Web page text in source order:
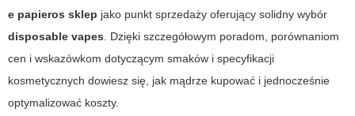
e papieros sklep jako punkt sprzedaży oferujący solidny wybór
disposable vapes. Dzięki szczegółowym poradom, porównaniom
cen i wskazówkom dotyczącym smaków i specyfikacji
kosmetycznych dowiesz się, jak mądrze kupować i jednocześnie
optymalizować koszty.